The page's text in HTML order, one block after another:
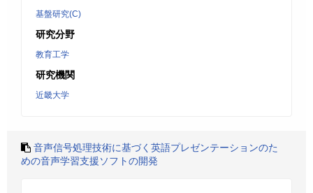
基盤研究(C)
研究分野
教育工学
研究機関
近畿大学
音声信号処理技術に基づく英語プレゼンテーションのた
めの音声学習支援ソフトの開発